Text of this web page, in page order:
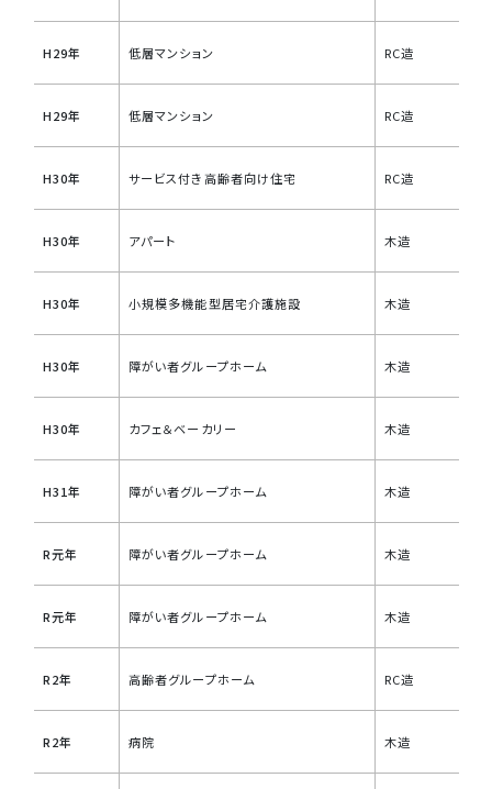
H29年 低層マンション RC造
H29年 低層マンション RC造
H30年 サービス付き高齢者向け住宅 RC造
H30年 アパート 木造
H30年 小規模多機能型居宅介護施設 木造
H30年 障がい者グループホーム 木造
H30年 カフェ＆ベーカリー 木造
H31年 障がい者グループホーム 木造
R元年 障がい者グループホーム 木造
R元年 障がい者グループホーム 木造
R2年 高齢者グループホーム RC造
R2年 病院 木造